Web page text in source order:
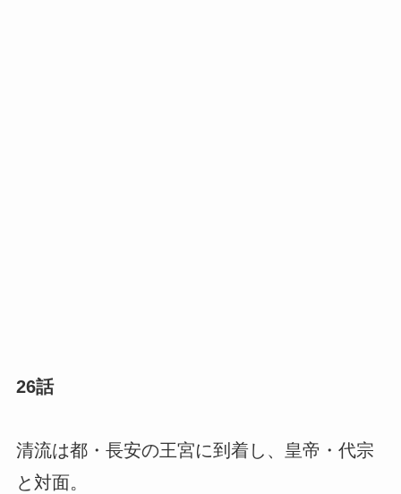
26話
清流は都・長安の王宮に到着し、皇帝・代宗
と対面。